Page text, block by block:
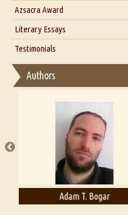
Interview with Azsacra
Interview with Alka Narula
Interview with D Everett
Interview with Sweta
Azsacra Award
Literary Essays
Thoughts on Literary
Essay on Bilingualism
Essay on Multilingual
A Literary Critic's
publishers
Testimonials
Authors
Adam T. Bogar